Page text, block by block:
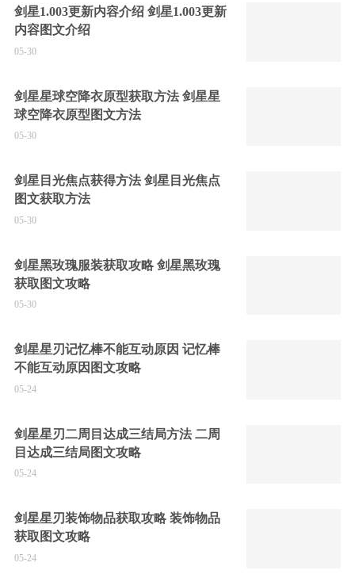
剑星1.003更新内容介绍 剑星1.003更新
内容图文介绍
05-30
剑星星球空降衣原型获取方法 剑星星
球空降衣原型图文方法
05-30
剑星目光焦点获得方法 剑星目光焦点
图文获取方法
05-30
剑星黑玫瑰服装获取攻略 剑星黑玫瑰
获取图文攻略
05-30
剑星星刃记忆棒不能互动原因 记忆棒
不能互动原因图文攻略
05-24
剑星星刃二周目达成三结局方法 二周
目达成三结局图文攻略
05-24
剑星星刃装饰物品获取攻略 装饰物品
获取图文攻略
05-24